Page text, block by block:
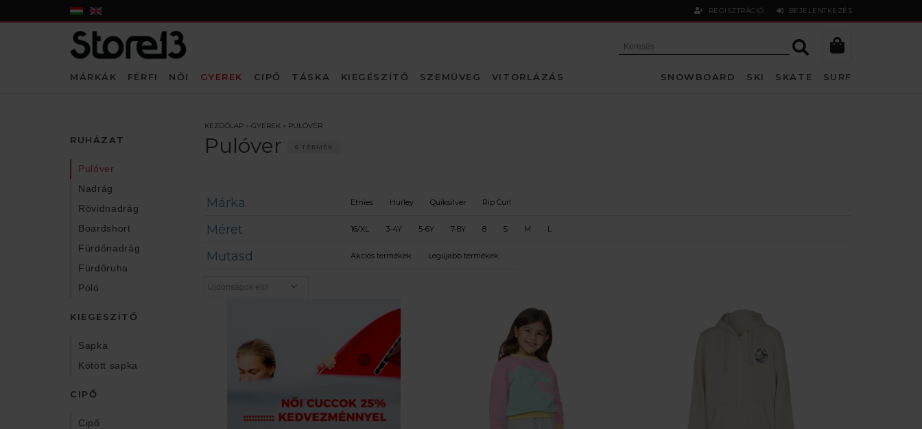
REGISZTRÁCIÓ BEJELENTKEZÉS
MÁRKÁK FÉRFI NŐI GYEREK CIPŐ TÁSKA KIEGÉSZÍTŐ SZEMÜVEG VITORLÁZÁS SNOWBOARD SKI SKATE SURF
RUHÁZAT
Pulóver
Nadrág
Rövidnadrág
Boardshort
Fürdőnadrág
Fürdőruha
Póló
KIEGÉSZÍTŐ
Sapka
Kötött sapka
CIPŐ
Cipő
KEZDŐLAP » GYEREK » PULÓVER
Pulóver 6 TERMÉK
Márka Etnies Hurley Quiksilver Rip Curl
Méret 16/XL 3-4Y 5-6Y 7-8Y 8 S M L
Mutasd Akciós termékek Legújabb termékek